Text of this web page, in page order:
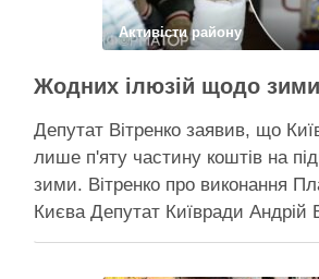
Активісти району
Депутат Вітренко заявив, що
лише п'яту частину коштів на
зими. Вітренко про виконання
Києва Депутат Київради Андрій
що станом на 5 серпня